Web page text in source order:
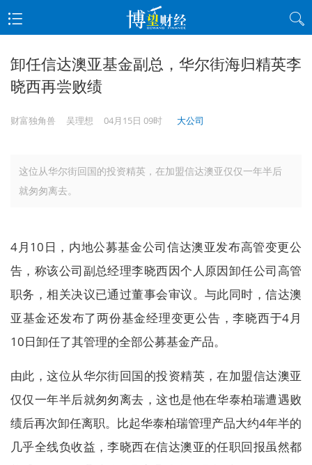
卸任信达澳亚基金副总，华尔街海归精英李
晓西再尝败绩
财富独角兽 吴理想 04月15日 09时 大公司
这位从华尔街回国的投资精英，在加盟信达澳亚仅仅一年半后
就匆匆离去。
4月10日，内地公募基金公司信达澳亚发布高管变更公
告，称该公司副总经理李晓西因个人原因卸任公司高管
职务，相关决议已通过董事会审议。与此同时，信达澳
亚基金还发布了两份基金经理变更公告，李晓西于4月
10日卸任了其管理的全部公募基金产品。
由此，这位从华尔街回国的投资精英，在加盟信达澳亚
仅仅一年半后就匆匆离去，这也是他在华泰柏瑞遭遇败
绩后再次卸任离职。比起华泰柏瑞管理产品大约4年半的
几乎全线负收益，李晓西在信达澳亚的任职回报虽然都